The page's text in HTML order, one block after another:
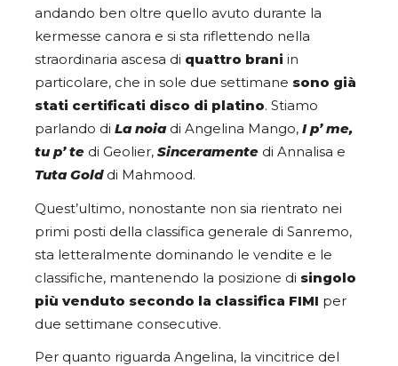
andando ben oltre quello avuto durante la
kermesse canora e si sta riflettendo nella
straordinaria ascesa di quattro brani in
particolare, che in sole due settimane sono già
stati certificati disco di platino. Stiamo
parlando di La noiadi Angelina Mango, I p’ me,
tu p’ te di Geolier, Sinceramente di Annalisa e
Tuta Golddi Mahmood.
Quest’ultimo, nonostante non sia rientrato nei
primi posti della classifica generale di Sanremo,
sta letteralmente dominando le vendite e le
classifiche, mantenendo la posizione di singolo
più venduto secondo la classifica FIMI per
due settimane consecutive.
Per quanto riguarda Angelina, la vincitrice del